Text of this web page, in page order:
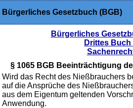
Bürgerliches Gesetzbuch (BGB)
Bürgerliches
Drittes Buch
§ 1065 BGB Beeinträchtigung
Wird das Recht des Nießbrauchers
auf die Ansprüche des
aus dem Eigentum geltenden
Anwendung.